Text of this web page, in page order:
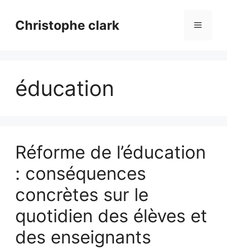
contenuChristophe clark Menu
éducation
Réforme de l’éducation
: conséquences
concrètes sur le
quotidien des élèves et
des enseignants